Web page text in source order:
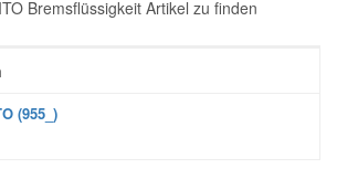
Bremsflüssigkeit Artikel zu finden
(955_)
Glühanlage